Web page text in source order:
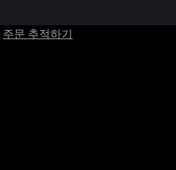
주문 추적하기